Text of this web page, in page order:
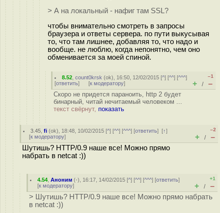
> А на локальный - нафиг там SSL?
чтобы внимательно смотреть в запросы
браузера и ответы сервера. по пути выкусывая
то, что там лишнее, добавляя то, что надо и
вообще. не люблю, когда непонятно, чем оно
обменивается за моей спиной.
8.52 ,count0krsk (ok), 16:50, 12/02/2015 [^] [^^] [^^^]
[ответить] [к модератору]
–1
+ / –
Скоро не придется параноить, http 2 будет
бинарный, читай нечитаемый человеком ...
текст свёрнут, показать
3.45 ,fi (ok), 18:48, 10/02/2015 [^] [^^] [^^^] [ответить][↑]
[к модератору]
–2
+ / –
Шутишь? HTTP/0.9 наше все! Можно прямо
набрать в netcat :))
4.54 ,Аноним (-), 16:17, 14/02/2015 [^] [^^] [^^^] [ответить]
[к модератору]
+1
+ / –
> Шутишь? HTTP/0.9 наше все! Можно прямо набрать
в netcat :))